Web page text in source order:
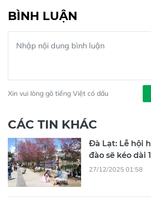
BÌNH LUẬN
Xin vui lòng gõ tiếng Việt có dấu
CÁC TIN KHÁC
Đà Lạt: Lễ hội
đào sẽ kéo dài
27/12/2025 01:58